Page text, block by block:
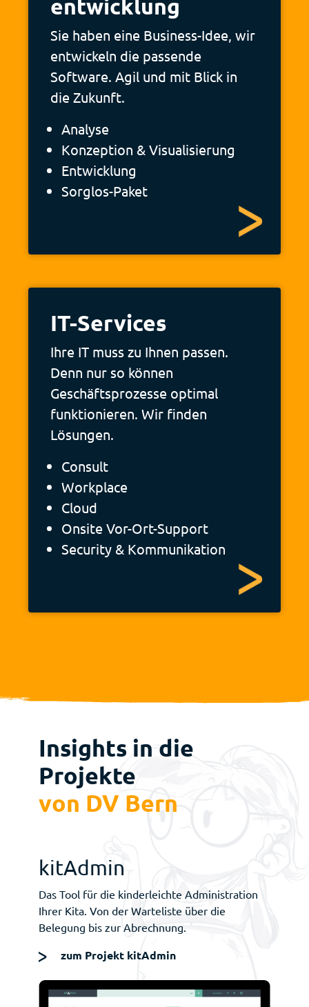
entwicklung
Sie haben eine Business-Idee, wir
entwickeln die passende
Software. Agil und mit Blick in
die Zukunft.
Analyse
Konzeption &­ Visualisierung
Entwicklung
Sorglos-Paket
IT-Services
Ihre IT muss zu Ihnen passen.
Denn nur so können
Geschäftsprozesse optimal
funktionieren. Wir finden
Lösungen.
Consult
Workplace
Cloud
Onsite Vor-Ort-Support
Security & Kommunikation
Insights in die
Projekte
von DV Bern
kitAdmin
Das Tool für die kinderleichte Administration
Ihrer Kita. Von der Warteliste über die
Belegung bis zur Abrechnung.
zum Projekt kitAdmin